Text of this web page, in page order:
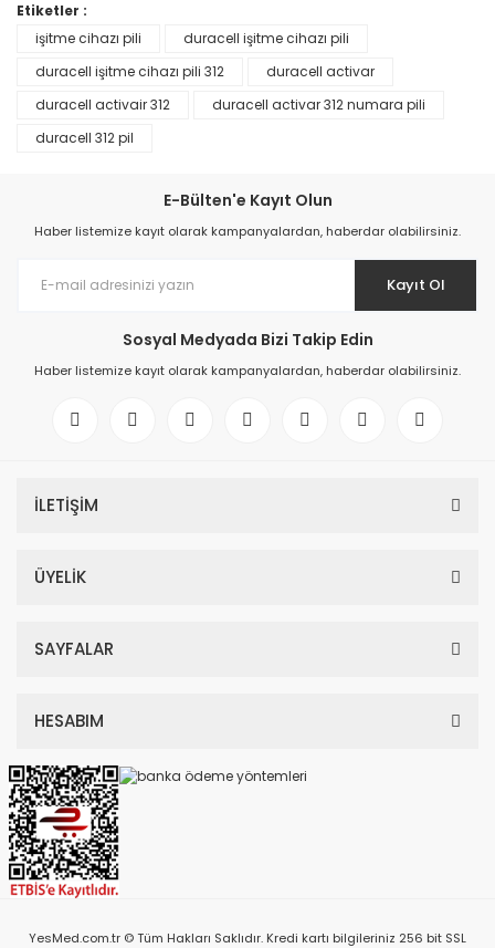
Etiketler :
işitme cihazı pili
duracell işitme cihazı pili
duracell işitme cihazı pili 312
duracell activar
duracell activair 312
duracell activar 312 numara pili
duracell 312 pil
E-Bülten'e Kayıt Olun
Haber listemize kayıt olarak kampanyalardan, haberdar olabilirsiniz.
Kayıt Ol
Sosyal Medyada Bizi Takip Edin
Haber listemize kayıt olarak kampanyalardan, haberdar olabilirsiniz.
İLETİŞİM
ÜYELİK
SAYFALAR
HESABIM
YesMed.com.tr © Tüm Hakları Saklıdır. Kredi kartı bilgileriniz 256 bit SSL